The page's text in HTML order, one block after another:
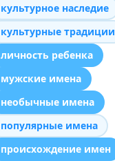
культурное наследие
культурные традиции
личность ребенка
мужские имена
необычные имена
популярные имена
происхождение имен